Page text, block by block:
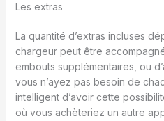
Les extras
La quantité d’extras incluses
chargeur peut être
embouts supplémentaires, ou
vous n’ayez pas besoin de
intelligent d’avoir cette
où vous achèteriez un autre